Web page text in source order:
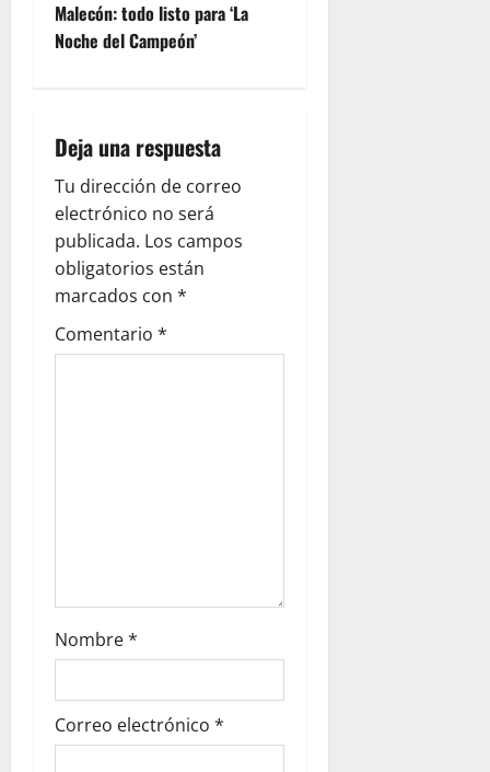
Malecón: todo listo para ‘La
Noche del Campeón’
Deja una respuesta
Tu dirección de correo
electrónico no será
publicada. Los campos
obligatorios están
marcados con *
Comentario *
Nombre*
Correo electrónico *